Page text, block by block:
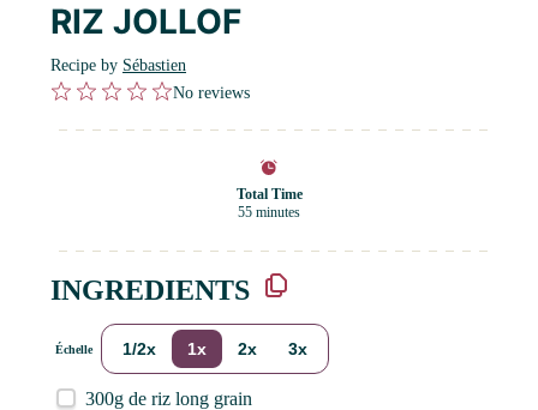
RIZ JOLLOF
Recipe by Sébastien
5
4
3
2
1
No reviews
Total Time
55 minutes
INGREDIENTS
Échelle 1/2x 1x 2x 3x
300g de riz long grain